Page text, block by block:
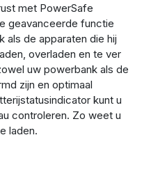
met PowerSafe
geavanceerde functie
de apparaten die hij
overladen en te ver
uw powerbank als de
zijn en optimaal
kunt u
controleren. Zo weet u
laden.